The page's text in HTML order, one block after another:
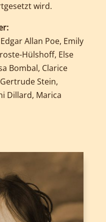
wird.
Allan Poe, Emily
Hülshoff, Else
Bombal, Clarice
Gertrude Stein,
Dillard, Marica